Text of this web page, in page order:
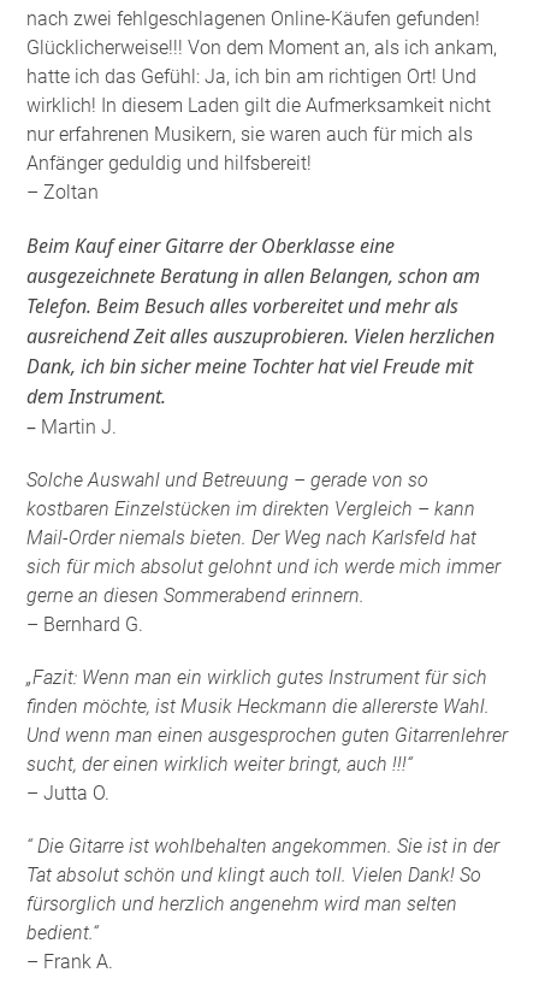
nach zwei fehlgeschlagenen Online-Käufen gefunden!
Glücklicherweise!!! Von dem Moment an, als ich ankam,
hatte ich das Gefühl: Ja, ich bin am richtigen Ort! Und
wirklich! In diesem Laden gilt die Aufmerksamkeit nicht
nur erfahrenen Musikern, sie waren auch für mich als
Anfänger geduldig und hilfsbereit!
– Zoltan
Beim Kauf einer Gitarre der Oberklasse eine
ausgezeichnete Beratung in allen Belangen, schon am
Telefon. Beim Besuch alles vorbereitet und mehr als
ausreichend Zeit alles auszuprobieren. Vielen herzlichen
Dank, ich bin sicher meine Tochter hat viel Freude mit
dem Instrument.
– Martin J.
Solche Auswahl und Betreuung – gerade von so
kostbaren Einzelstücken im direkten Vergleich – kann
Mail-Order niemals bieten. Der Weg nach Karlsfeld hat
sich für mich absolut gelohnt und ich werde mich immer
gerne an diesen Sommerabend erinnern.
– Bernhard G.
„Fazit: Wenn man ein wirklich gutes Instrument für sich
finden möchte, ist Musik Heckmann die allererste Wahl.
Und wenn man einen ausgesprochen guten Gitarrenlehrer
sucht, der einen wirklich weiter bringt, auch !!!“
– Jutta O.
“ Die Gitarre ist wohlbehalten angekommen. Sie ist in der
Tat absolut schön und klingt auch toll. Vielen Dank! So
fürsorglich und herzlich angenehm wird man selten
bedient.“
– Frank A.